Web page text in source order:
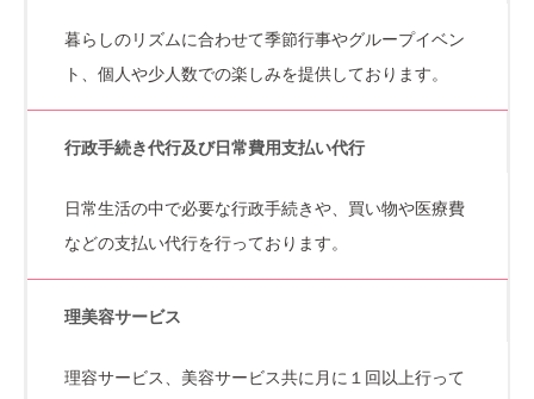
暮らしのリズムに合わせて季節行事やグループイベン
ト、個人や少人数での楽しみを提供しております。
行政手続き代行及び日常費用支払い代行
日常生活の中で必要な行政手続きや、買い物や医療費
などの支払い代行を行っております。
理美容サービス
理容サービス、美容サービス共に月に１回以上行って